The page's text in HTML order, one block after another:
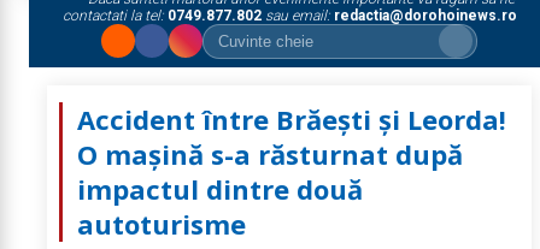
contactati la tel: 0749.877.802sau email: redactia@dorohoinews.ro
Accident între Brăești și Leorda!
O mașină s-a răsturnat după
impactul dintre două
autoturisme